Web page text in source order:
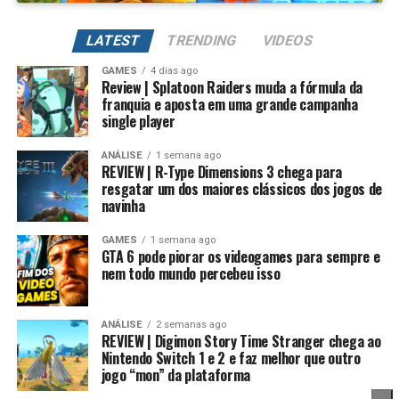
Essa mudança também pode representar um passo
importante para o futuro da franquia. Durante muitos
anos, Splatoon foi visto principalmente como um jogo
competitivo, mas Splatoon Raiders mostra que existe
espaço para expandir esse universo com uma campanha
mais ambiciosa e cheia de conteúdo. Caso a recepção dos
jogadores seja positiva, é bem possível que a Nintendo
continue investindo nesse formato e transforme o modo
história em um dos pilares da série daqui para frente.
No fim das contas, fica a sensação de que Splatoon
Raiders funciona como um grande laboratório para o
futuro da franquia. A Nintendo parece estar testando
Além de evoluir seus Digimons para formas mais
poderosas, também é possívelregredir a evolução
para fortalecer permanentemente seus atributos.
Na prática, um Digimon pode voltar para sua forma
inicial, mantendo um potencial muito maior. Conforme
você repete esse processo, desbloqueia novas linhas
evolutivas e aumenta bastante os atributos, permitindo
alcançar formas como Campeão, Ultimate e Mega com
estatísticas cada vez melhores.
É um sistema profundo que recompensa quem gosta de
montar equipes fortes e experimentar diferentes
árvores evolutivas.
LATEST TRENDING VIDEOS
GAMES 4 dias ago
Review | Splatoon Raiders muda a fórmula da
franquia e aposta em uma grande campanha
single player
ANÁLISE 1 semana ago
REVIEW | R-Type Dimensions 3 chega para
resgatar um dos maiores clássicos dos jogos de
navinha
GAMES 1 semana ago
GTA 6 pode piorar os videogames para sempre e
nem todo mundo percebeu isso
ANÁLISE 2 semanas ago
REVIEW | Digimon Story Time Stranger chega ao
Nintendo Switch 1 e 2 e faz melhor que outro
jogo “mon” da plataforma